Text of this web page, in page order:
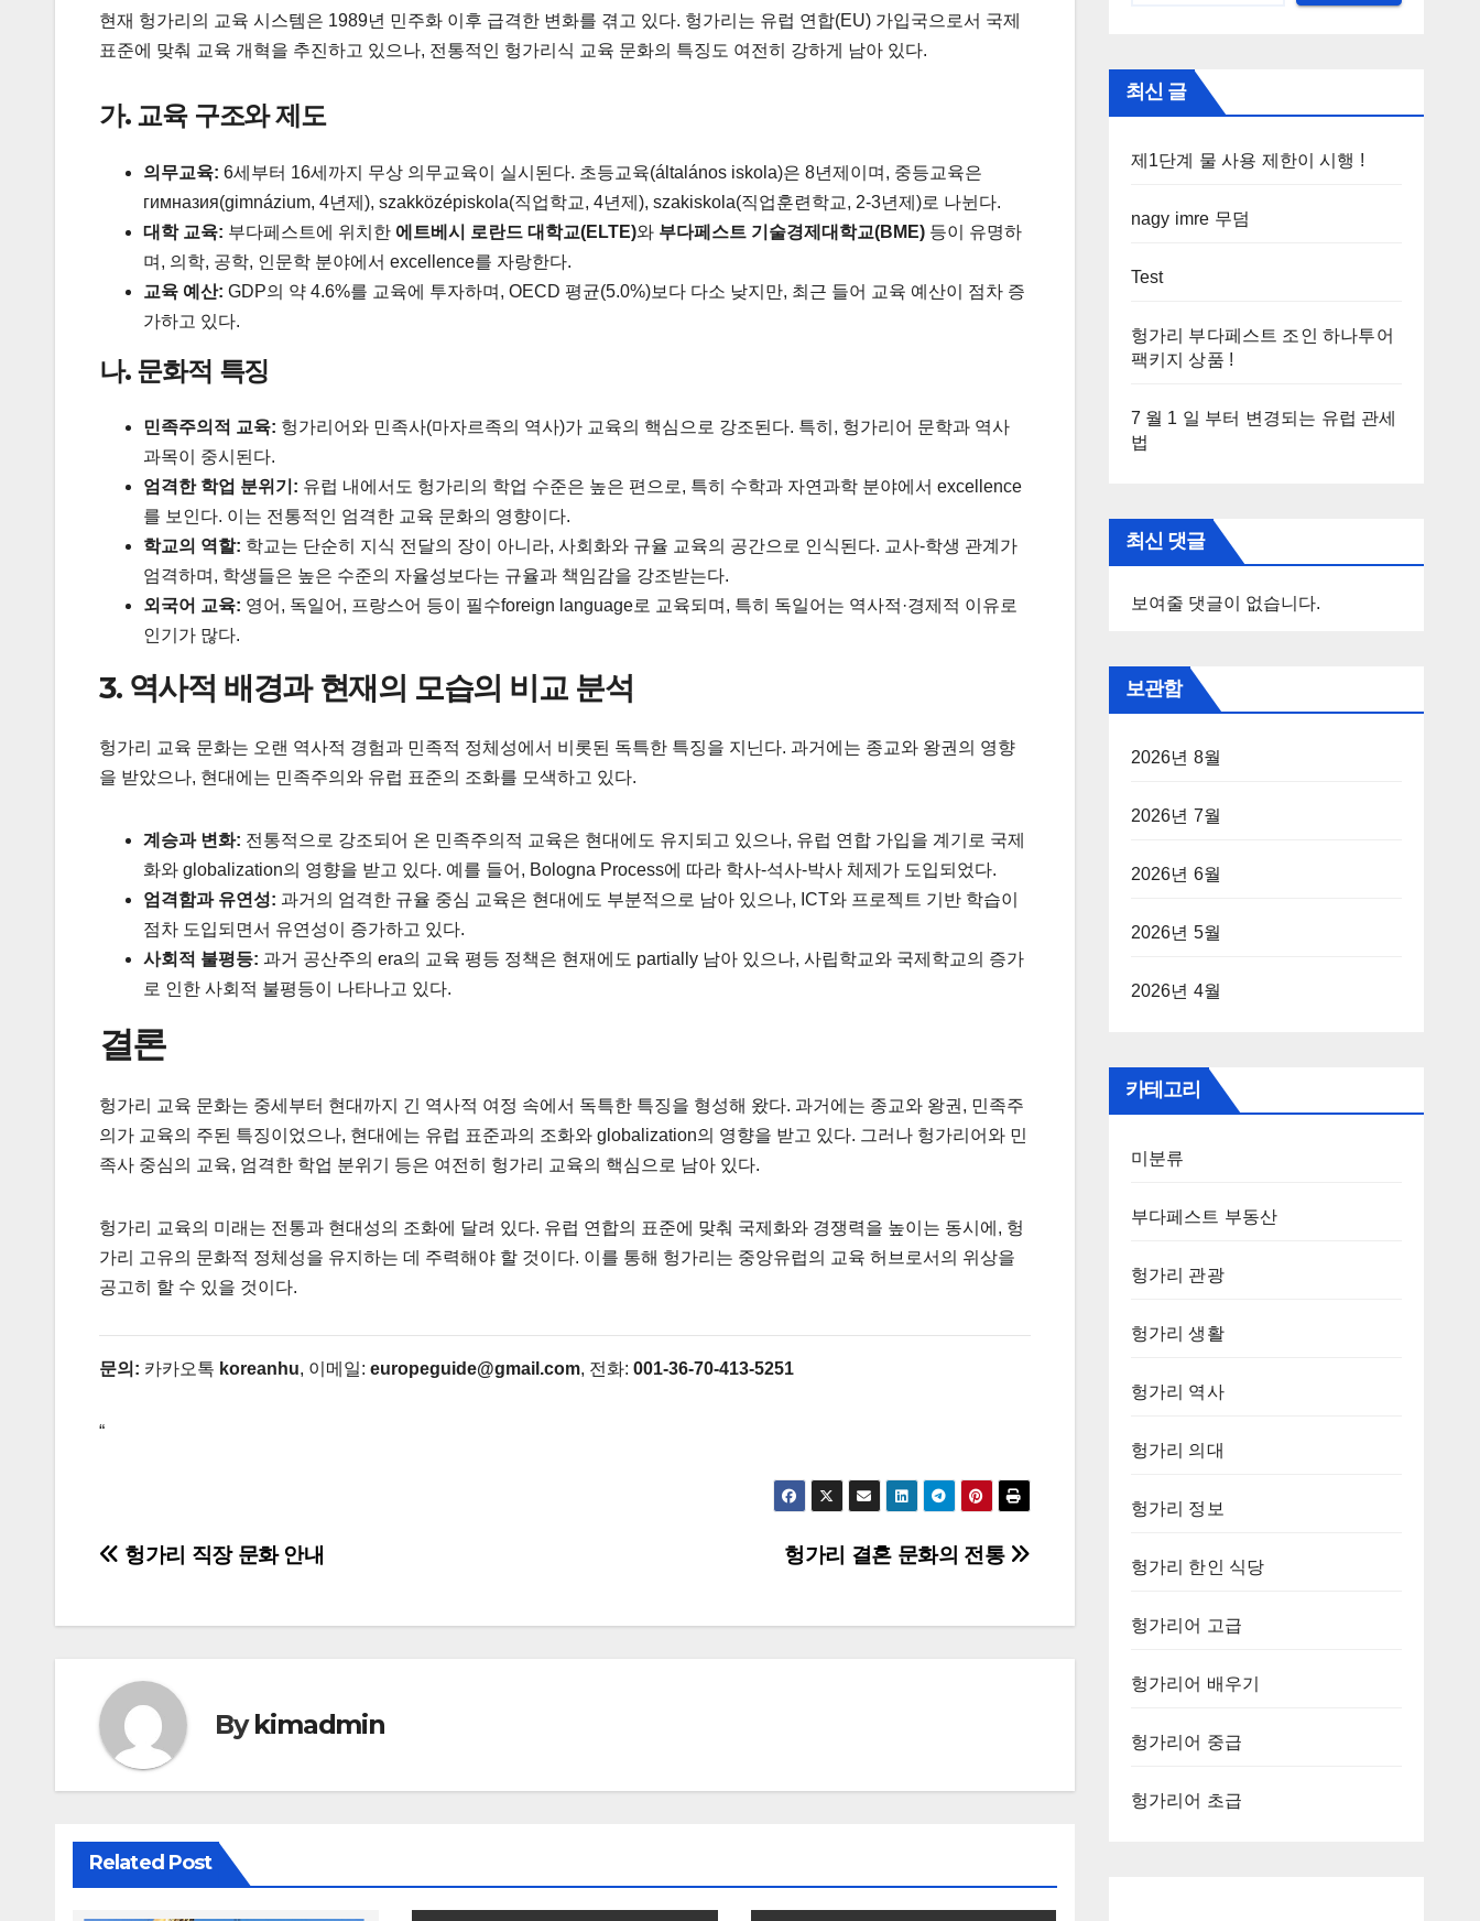
현재 헝가리의 교육 시스템은 1989년 민주화 이후 급격한 변화를 겪고 있다. 헝가리는 유럽 연합(EU) 가입국으로서 국제
표준에 맞춰 교육 개혁을 추진하고 있으나, 전통적인 헝가리식 교육 문화의 특징도 여전히 강하게 남아 있다.
가. 교육 구조와 제도
의무교육: 6세부터 16세까지 무상 의무교육이 실시된다. 초등교육(általános iskola)은 8년제이며, 중등교육은
гимназия(gimnázium, 4년제), szakközépiskola(직업학교, 4년제), szakiskola(직업훈련학교, 2-3년제)로 나뉜다.
대학 교육: 부다페스트에 위치한 에트베시 로란드 대학교(ELTE)와 부다페스트 기술경제대학교(BME) 등이 유명하
며, 의학, 공학, 인문학 분야에서 excellence를 자랑한다.
교육 예산: GDP의 약 4.6%를 교육에 투자하며, OECD 평균(5.0%)보다 다소 낮지만, 최근 들어 교육 예산이 점차 증
가하고 있다.
나. 문화적 특징
민족주의적 교육: 헝가리어와 민족사(마자르족의 역사)가 교육의 핵심으로 강조된다. 특히, 헝가리어 문학과 역사
과목이 중시된다.
엄격한 학업 분위기: 유럽 내에서도 헝가리의 학업 수준은 높은 편으로, 특히 수학과 자연과학 분야에서 excellence
를 보인다. 이는 전통적인 엄격한 교육 문화의 영향이다.
학교의 역할: 학교는 단순히 지식 전달의 장이 아니라, 사회화와 규율 교육의 공간으로 인식된다. 교사-학생 관계가
엄격하며, 학생들은 높은 수준의 자율성보다는 규율과 책임감을 강조받는다.
외국어 교육: 영어, 독일어, 프랑스어 등이 필수foreign language로 교육되며, 특히 독일어는 역사적·경제적 이유로
인기가 많다.
3. 역사적 배경과 현재의 모습의 비교 분석
헝가리 교육 문화는 오랜 역사적 경험과 민족적 정체성에서 비롯된 독특한 특징을 지닌다. 과거에는 종교와 왕권의 영향
을 받았으나, 현대에는 민족주의와 유럽 표준의 조화를 모색하고 있다.
계승과 변화: 전통적으로 강조되어 온 민족주의적 교육은 현대에도 유지되고 있으나, 유럽 연합 가입을 계기로 국제
화와 globalization의 영향을 받고 있다. 예를 들어, Bologna Process에 따라 학사-석사-박사 체제가 도입되었다.
엄격함과 유연성: 과거의 엄격한 규율 중심 교육은 현대에도 부분적으로 남아 있으나, ICT와 프로젝트 기반 학습이
점차 도입되면서 유연성이 증가하고 있다.
사회적 불평등: 과거 공산주의 era의 교육 평등 정책은 현재에도 partially 남아 있으나, 사립학교와 국제학교의 증가
로 인한 사회적 불평등이 나타나고 있다.
결론
헝가리 교육 문화는 중세부터 현대까지 긴 역사적 여정 속에서 독특한 특징을 형성해 왔다. 과거에는 종교와 왕권, 민족주
의가 교육의 주된 특징이었으나, 현대에는 유럽 표준과의 조화와 globalization의 영향을 받고 있다. 그러나 헝가리어와 민
족사 중심의 교육, 엄격한 학업 분위기 등은 여전히 헝가리 교육의 핵심으로 남아 있다.
헝가리 교육의 미래는 전통과 현대성의 조화에 달려 있다. 유럽 연합의 표준에 맞춰 국제화와 경쟁력을 높이는 동시에, 헝
가리 고유의 문화적 정체성을 유지하는 데 주력해야 할 것이다. 이를 통해 헝가리는 중앙유럽의 교육 허브로서의 위상을
공고히 할 수 있을 것이다.
문의: 카카오톡 koreanhu, 이메일: europeguide@gmail.com, 전화: 001-36-70-413-5251
“
글
헝가리 결혼 문화의 전통
헝가리 직장 문화 안내
Bykimadmin
Related Post
최신 글
제1단계 물 사용 제한이 시행 !
nagy imre 무덤
Test
헝가리 부다페스트 조인 하나투어
팩키지 상품 !
7 월 1 일 부터 변경되는 유럽 관세
법
최신 댓글
보여줄 댓글이 없습니다.
보관함
2026년 8월
2026년 7월
2026년 6월
2026년 5월
2026년 4월
카테고리
미분류
부다페스트 부동산
헝가리 관광
헝가리 생활
헝가리 역사
헝가리 의대
헝가리 정보
헝가리 한인 식당
헝가리어 고급
헝가리어 배우기
헝가리어 중급
헝가리어 초급